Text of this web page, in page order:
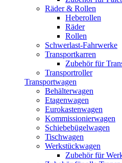
Räder & Rollen
Heberollen
Räder
Rollen
Schwerlast-Fahrwerke
Transportkarren
Zubehör für
Transportroller
Transportwagen
Behälterwagen
Etagenwagen
Eurokastenwagen
Kommissionierwagen
Schiebebügelwagen
Tischwagen
Werkstückwagen
Zubehör für